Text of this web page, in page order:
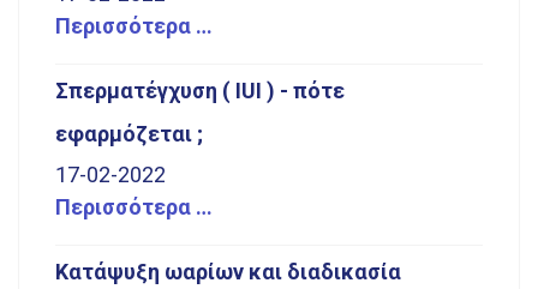
Περισσότερα …
Σπερματέγχυση ( IUI ) - πότε
εφαρμόζεται ;
17-02-2022
Περισσότερα …
Κατάψυξη ωαρίων και διαδικασία